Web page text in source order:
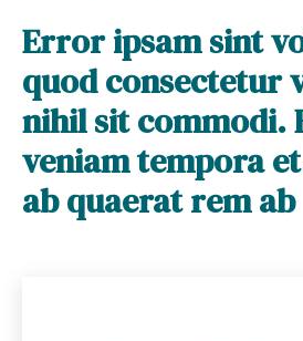
Error ipsam sint
quod consectetur
nihil sit commodi.
veniam tempora
ab quaerat rem ab